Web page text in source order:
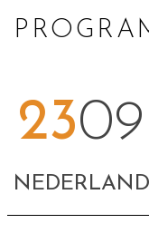
2309